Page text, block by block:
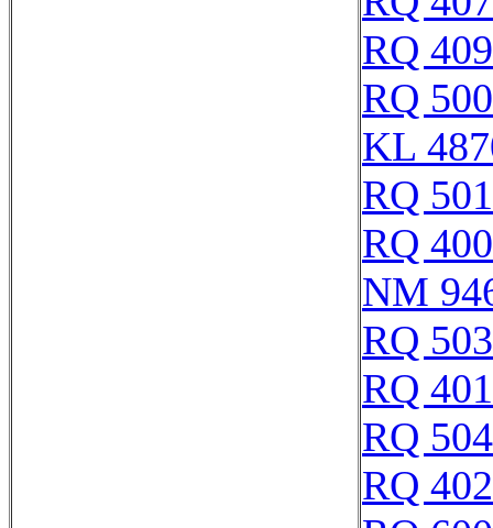
RQ
RQ
KL
RQ
RQ
NM
RQ
RQ
RQ
RQ